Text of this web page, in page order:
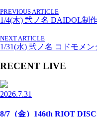
PREVIOUS ARTICLE
1/4(木) 弐ノ名 DAIDOL制
NEXT ARTICLE
1/31(水) 弐ノ名 コドモメ
RECENT LIVE
2026.7.31
8/7（金）146th RIOT